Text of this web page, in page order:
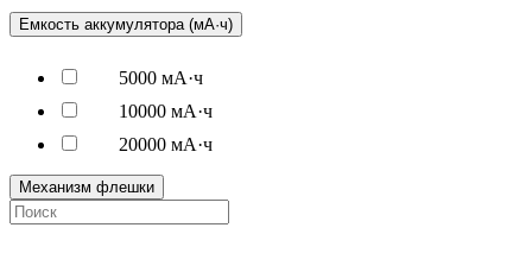
Емкость аккумулятора (мА·ч)
5000 мА·ч
10000 мА·ч
20000 мА·ч
Механизм флешки